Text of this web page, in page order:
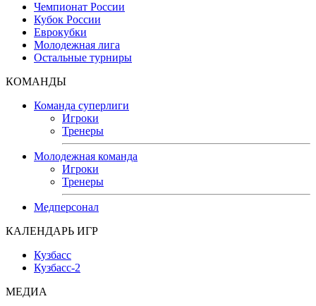
Чемпионат России
Кубок России
Еврокубки
Молодежная лига
Остальные турниры
КОМАНДЫ
Команда суперлиги
Игроки
Тренеры
Молодежная команда
Игроки
Тренеры
Медперсонал
КАЛЕНДАРЬ ИГР
Кузбасс
Кузбасс-2
МЕДИА